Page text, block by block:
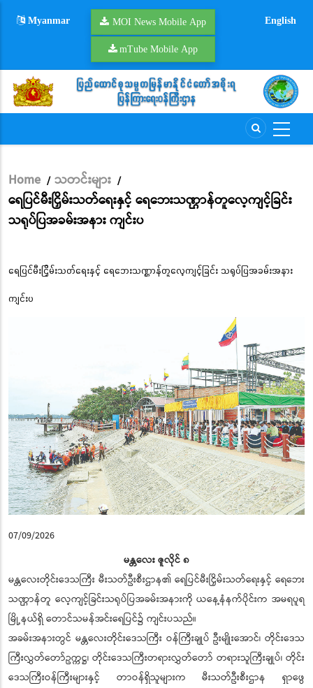
Myanmar MOI News Mobile App
mTube Mobile App
English
Breadcrumb
Home / သတင်းများ /
ရေပြင်မီးငြှိမ်းသတ်ရေးနှင့် ရေဘေးသဏ္ဌာန်တူလေ့ကျင့်ခြင်း
သရုပ်ပြအခမ်းအနား ကျင်းပ
ရေပြင်မီးငြှိမ်းသတ်ရေးနှင့် ရေဘေးသဏ္ဌာန်တူလေ့ကျင့်ခြင်း သရုပ်ပြအခမ်းအနား
ကျင်းပ
07/09/2026
မန္တလေး ဇူလိုင် ၈
မန္တလေးတိုင်းဒေသကြီး မီးသတ်ဦးစီးဌာန၏ ရေပြင်မီးငြှိမ်းသတ်ရေးနှင့် ရေဘေး
သဏ္ဌာန်တူ လေ့ကျင့်ခြင်းသရုပ်ပြအခမ်းအနားကို ယနေ့နံနက်ပိုင်းက အမရပူရ
မြို့နယ်ရှိ တောင်သမန်အင်းရေပြင်၌ ကျင်းပသည်။
အခမ်းအနားတွင် မန္တလေးတိုင်းဒေသကြီး ဝန်ကြီးချုပ် ဦးမျိုးအောင်၊ တိုင်းဒေသ
ကြီးလွှတ်တော်ဥက္ကဋ္ဌ၊ တိုင်းဒေသကြီးတရားလွှတ်တော် တရားသူကြီးချုပ်၊ တိုင်း
ဒေသကြီးဝန်ကြီးများနှင့် တာဝန်ရှိသူများက မီးသတ်ဦးစီးဌာန ရှာဖွေ